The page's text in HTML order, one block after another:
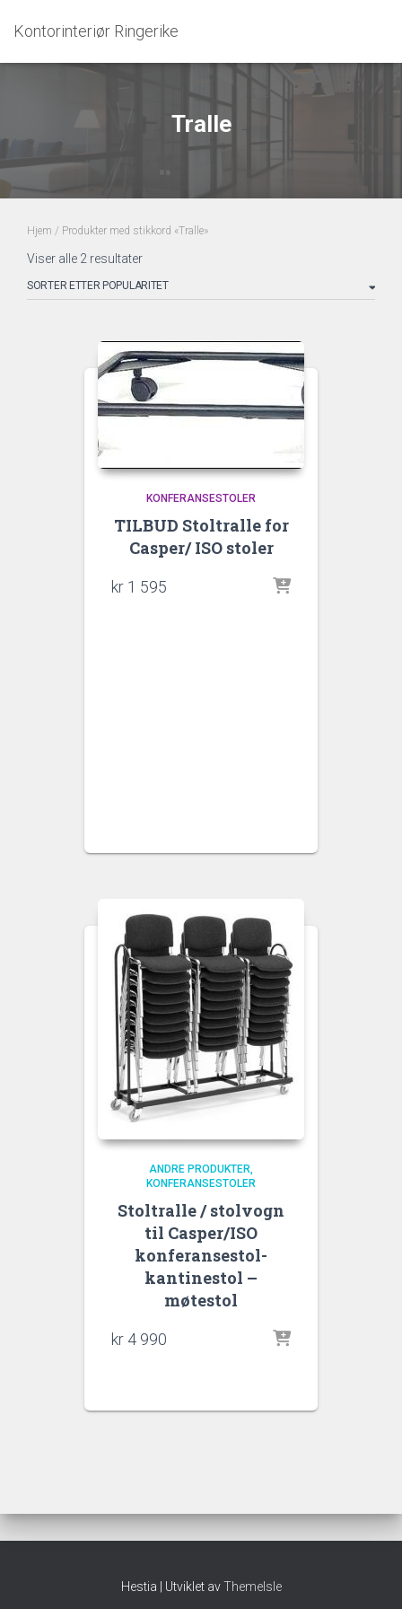
Kontorinteriør Ringerike
Tralle
Hjem / Produkter med stikkord «Tralle»
Viser alle 2 resultaterSortert
propularitet
KONFERANSESTOLER
TILBUD Stoltralle for
Casper/ ISO stoler
kr 1 595
ANDRE PRODUKTER
KONFERANSESTOLER
Stoltralle / stolvogn
til Casper/ISO
konferansestol-
kantinestol –
møtestol
kr 4 990
Hestia | Utviklet avThemeIsle